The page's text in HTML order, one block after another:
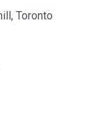
Toronto